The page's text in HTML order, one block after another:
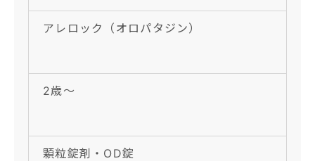
アレロック（オロパタジン）
2歳〜
顆粒錠剤・OD錠